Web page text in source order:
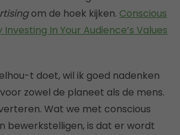
om de hoek kijken. Conscious
In Your Audience’s Values
t doet, wil ik goed nadenken
zowel de planeet als de mens.
Wat we met conscious
bewerkstelligen, is dat er wordt